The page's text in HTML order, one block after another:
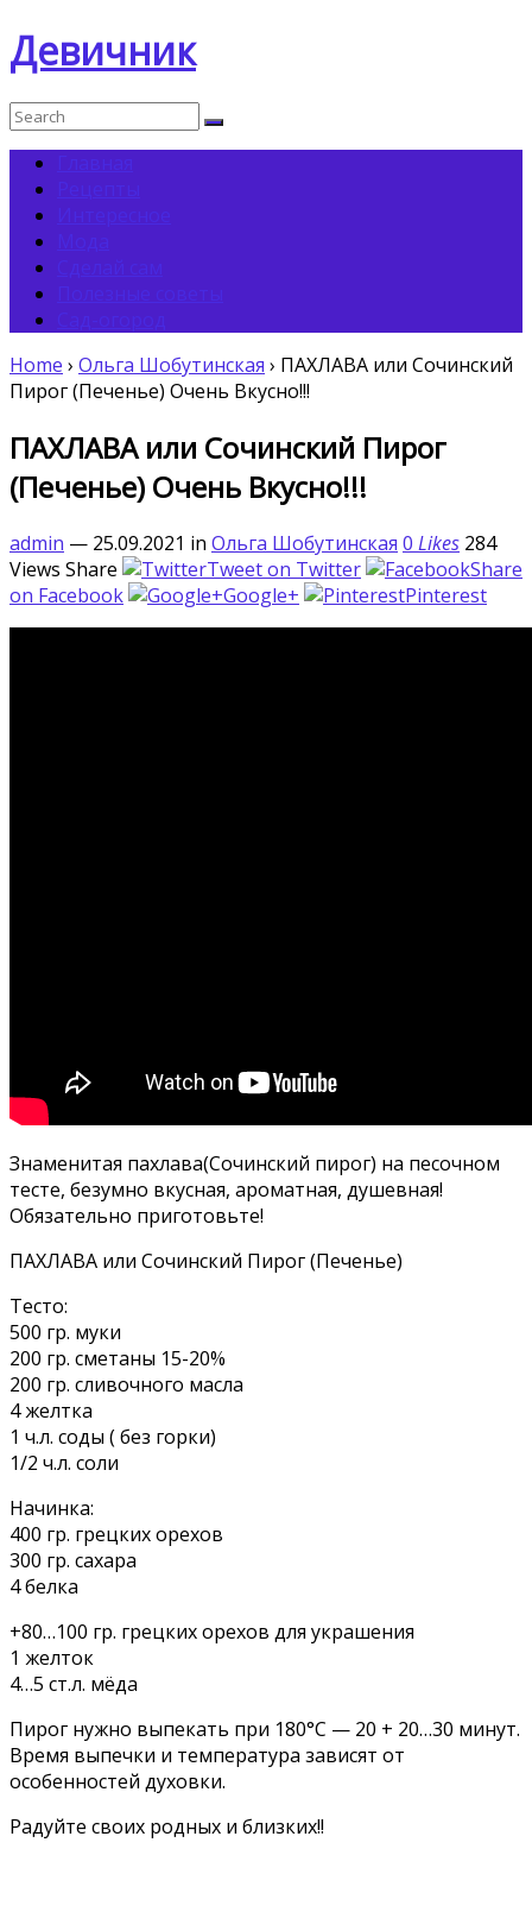
Девичник
Home › Ольга Шобутинская › ПАХЛАВА или Сочинский
Пирог (Печенье) Очень Вкусно!!!
ПАХЛАВА или Сочинский Пирог
(Печенье) Очень Вкусно!!!
admin — 25.09.2021 in Ольга Шобутинская 0 Likes 284
Views Share Tweet on Twitter
Share
on Facebook
Google+ Pinterest
Знаменитая пахлава(Сочинский пирог) на песочном
тесте, безумно вкусная, ароматная, душевная!
Обязательно приготовьте!
ПАХЛАВА или Сочинский Пирог (Печенье)
Тесто:
500 гр. муки
200 гр. сметаны 15-20%
200 гр. сливочного масла
4 желтка
1 ч.л. соды ( без горки)
1/2 ч.л. соли
Начинка:
400 гр. грецких орехов
300 гр. сахара
4 белка
+80…100 гр. грецких орехов для украшения
1 желток
4…5 ст.л. мёда
Пирог нужно выпекать при 180°С — 20 + 20…30 минут.
Время выпечки и температура зависят от
особенностей духовки.
Радуйте своих родных и близких!!